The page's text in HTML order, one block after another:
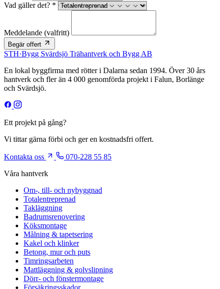
Vad gäller det? *
Meddelande (valfritt)
Begär offert
STH·Bygg Svärdsjö Trähantverk och Bygg AB
En lokal byggfirma med rötter i Dalarna sedan 1994. Över 30 års
hantverk och fler än 4 000 genomförda projekt i Falun, Borlänge
och Svärdsjö.
Ett projekt på gång?
Vi tittar gärna förbi och ger en kostnadsfri offert.
Kontakta oss
070-228 55 85
Våra hantverk
Om-, till- och nybyggnad
Totalentreprenad
Takläggning
Badrumsrenovering
Köksmontage
Målning & tapetsering
Kakel och klinker
Betong, mur och puts
Timringsarbeten
Mattläggning & golvslipning
Dörr- och fönstermontage
Försäkringsskador